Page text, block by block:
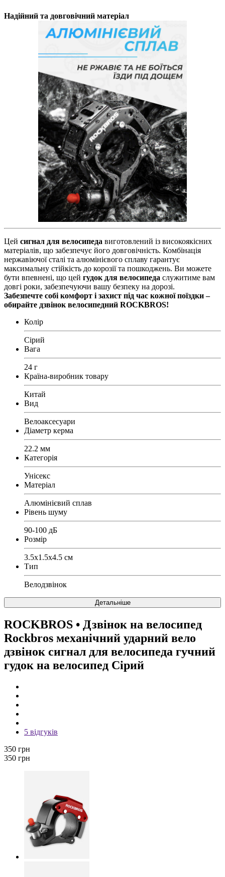
Надійний та довговічний матеріал
Цей сигнал для велосипеда виготовлений із високоякісних
матеріалів, що забезпечує його довговічність. Комбінація
нержавіючої сталі та алюмінієвого сплаву гарантує
максимальну стійкість до корозії та пошкоджень. Ви можете
бути впевнені, що цей гудок для велосипеда служитиме вам
довгі роки, забезпечуючи вашу безпеку на дорозі.
Забезпечте собі комфорт і захист під час кожної поїздки –
обирайте дзвінок велосипедний ROCKBROS!
Колір
Сірий
Вага
24 г
Країна-виробник товару
Китай
Вид
Велоаксесуари
Діаметр керма
22.2 мм
Категорія
Унісекс
Матеріал
Алюмінієвий сплав
Рівень шуму
90-100 дБ
Розмір
3.5х1.5х4.5 см
Тип
Велодзвінок
Детальніше
ROCKBROS • Дзвінок на велосипед
Rockbros механічний ударний вело
дзвінок сигнал для велосипеда гучний
гудок на велосипед Сірий
5 відгуків
350 грн
350 грн